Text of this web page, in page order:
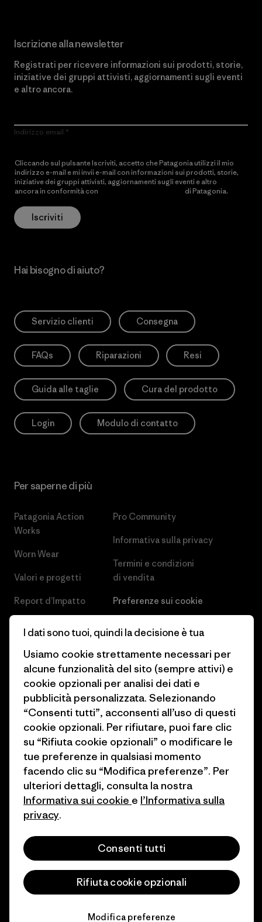
Iscrizione alla newsletter
Registrati per ricevere informazioni sui prodotti, storie,
iniziative dei gruppi attivisti, aggiornamenti sugli eventi
e altro ancora.
Indirizzo email
Cliccando sul pulsante Iscriviti, accetto che Patagonia utilizzi il mio
indirizzo e-mail e mi invii e-mail con informazioni sui prodotti, storie,
iniziative dei gruppi attivisti, aggiornamenti sugli eventi e altro
ancora in conformità con
di Patagonia.
Iscriviti
Hai bisogno di aiuto?
Servizio clienti Consegna
FAQs Riparazioni Resi
Guida alle taglie Cura del prodotto
Login Modulo di contatto
Per saperne di più
Patagonia Action
Works
Worn Wear
Valori e progetti
Report d’Impatto
Obiettivi climatici
1% For The Planet
Come finanziamo
Buoni regalo
Trova un negozio
Pro Community
Informativa sulla privacy
Termini e condizioni
di vendita
Preferenze sui cookie
Industry program
Programma di affiliazione
Patagonia Svizzera Mappa del
sito
© 2026 Patagonia, Inc. All Rights Reserved.
I dati sono tuoi, quindi la decisione è tua
Usiamo cookie strettamente necessari per
alcune funzionalità del sito (sempre attivi) e
cookie opzionali per analisi dei dati e
pubblicità personalizzata. Selezionando
“Consenti tutti”, acconsenti all’uso di questi
cookie opzionali. Per rifiutare, puoi fare clic
su “Rifiuta cookie opzionali” o modificare le
tue preferenze in qualsiasi momento
facendo clic su “Modifica preferenze”. Per
ulteriori dettagli, consulta la nostra
Informativa sui cookie e l’Informativa sulla
privacy.
Consenti tutti
Rifiuta cookie opzionali
Modifica preferenze